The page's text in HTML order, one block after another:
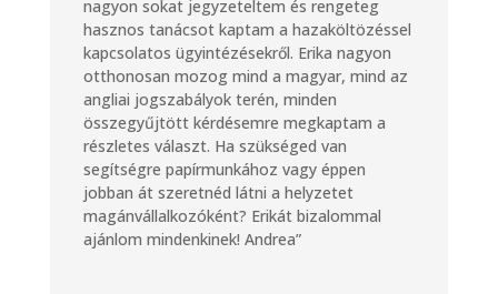
nagyon sokat jegyzeteltem és rengeteg
hasznos tanácsot kaptam a hazaköltözéssel
kapcsolatos ügyintézésekről. Erika nagyon
otthonosan mozog mind a magyar, mind az
angliai jogszabályok terén, minden
összegyűjtött kérdésemre megkaptam a
részletes választ. Ha szükséged van
segítségre papírmunkához vagy éppen
jobban át szeretnéd látni a helyzetet
magánvállalkozóként? Erikát bizalommal
ajánlom mindenkinek! Andrea”